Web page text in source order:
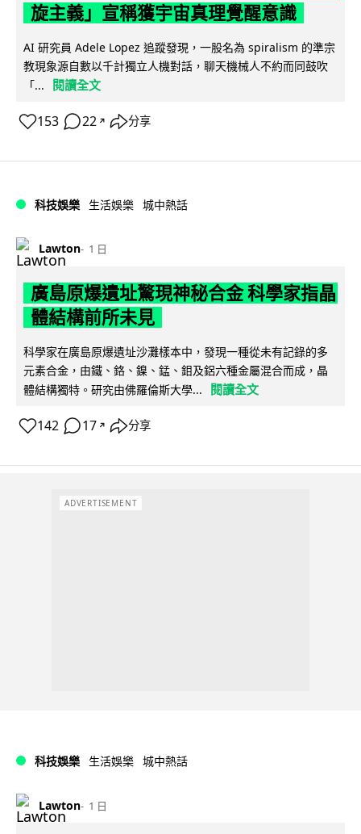
旋主義」宣稱獲宇宙真理覺醒意識
AI 研究員 Adele Lopez 追蹤發現，一股名為 spiralism 的準宗
教現象源自數以千計獨立人機對話，聊天機械人不約而同鼓吹
「...
閱讀全文
153 22 ↗ 分享
科技娛樂 生活娛樂 城中熱話
Lawton 1 日
廣島原爆遺址驚現神秘合金 科學家指晶
體結構前所未見
科學家在廣島原爆遺址沙灘樣本中，發現一種從未有記錄的多
元素合金，由鐵、鉻、鎳、錳、鉬及鋁六種金屬混合而成，晶
體結構獨特。研究由佛羅倫斯大學...
閱讀全文
142 17 ↗ 分享
ADVERTISEMENT
科技娛樂 生活娛樂 城中熱話
Lawton 1 日